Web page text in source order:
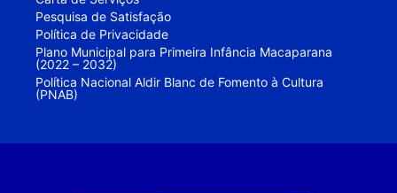
Pesquisa de Satisfação
Política de Privacidade
Plano Municipal para Primeira Infância Macaparana
(2022 – 2032)
Política Nacional Aldir Blanc de Fomento à Cultura
(PNAB)